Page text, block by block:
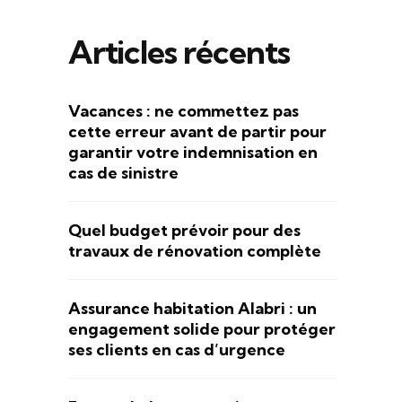
Articles récents
Vacances : ne commettez pas
cette erreur avant de partir pour
garantir votre indemnisation en
cas de sinistre
Quel budget prévoir pour des
travaux de rénovation complète
Assurance habitation Alabri : un
engagement solide pour protéger
ses clients en cas d’urgence